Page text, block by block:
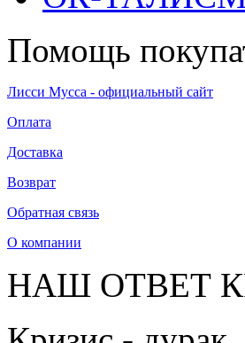
Помощь
Лисси Мусса - официальный сайт
Оплата
Доставка
Возврат
Обратная связь
О компании
НАШ ОТВЕТ